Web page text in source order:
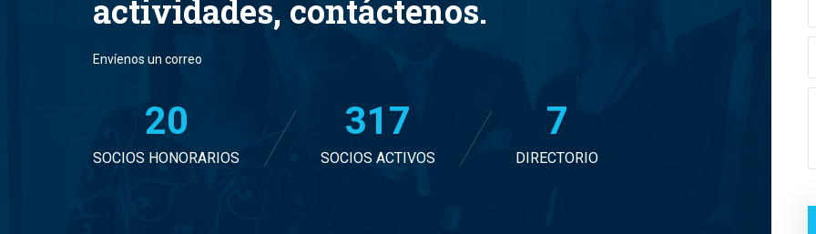
actividades, contáctenos.
Envíenos un correo
20
SOCIOS HONORARIOS
328
SOCIOS ACTIVOS
7
DIRECTORIO